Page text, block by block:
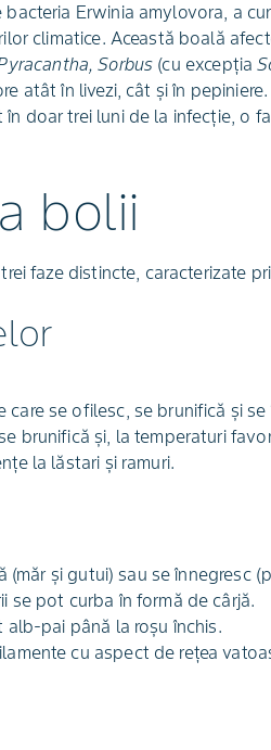
Erwinia amylovora, a
climatice. Această boală
Sorbus (cu excepția
atât în livezi, cât și în
doar trei luni de la infecție, o
bolii
faze distincte, caracterizate
se ofilesc, se brunifică și se
brunifică și, la temperaturi
la lăstari și ramuri.
și gutui) sau se înnegresc
se pot curba în formă de cârjă.
pai până la roșu închis.
cu aspect de rețea